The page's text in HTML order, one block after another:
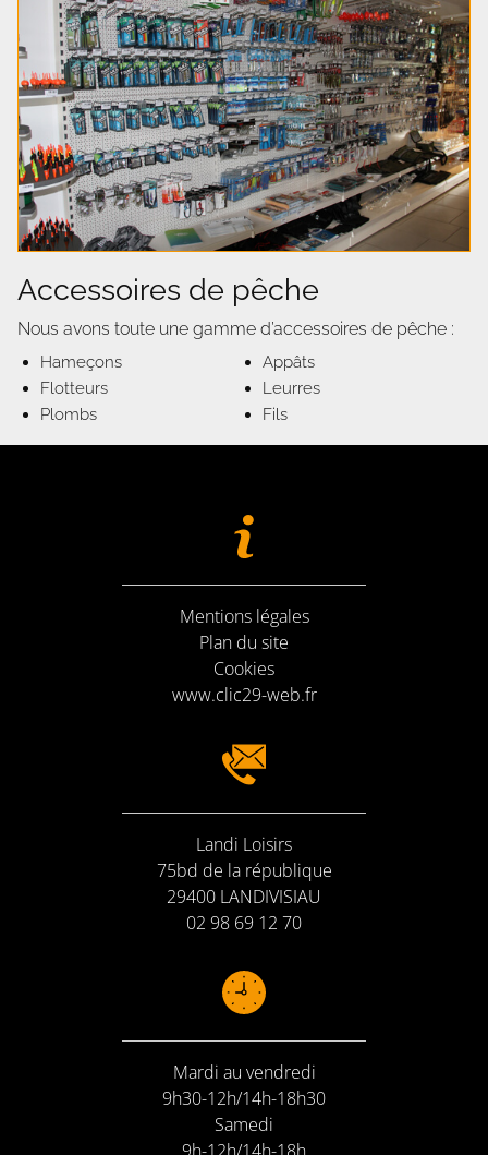
Accessoires de pêche
Nous avons toute une gamme d’accessoires de pêche :
Hameçons
Flotteurs
Plombs
Appâts
Leurres
Fils
Mentions légales
Plan du site
Cookies
www.clic29-web.fr
Landi Loisirs
75bd de la république
29400 LANDIVISIAU
02 98 69 12 70
Mardi au vendredi
9h30-12h/14h-18h30
Samedi